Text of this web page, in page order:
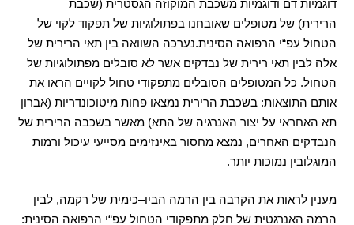
דוגמיות דם ודוגמיות משכבת המוקוזה הגסטרית (שכבת
הרירית)של מטופלים שאובחנו בפתולוגיות של תפקוד לקוי של
הטחול עפ“י הרפואה הסינית.נערכה השוואה בין תאי הרירית של
אלה לבין תאי רירית של נבדקים אשר לא סובלים מפתולוגיות של
הטחול. כל המטופלים הסובלים מתפקודי טחול לקויים הראו את
אותם התוצאות:בשכבת הרירית נמצאו פחות מיטוכונדריות (אברון
תא האחראי על יצור האנרגיה של התא)מאשר בשכבה הרירית של
הנבדקים האחרים, נמצא מחסור באינזימים מסייעי עיכול ורמות
המוגלובין נמוכות יותר.
מענין לראות את הקרבה בין הרמה הביו–כימית של רקמה,לבין
הרמה האנרגטית של חלק מתפקודי הטחול עפ“י הרפואה הסינית: